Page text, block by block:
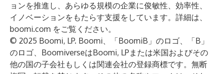
ョンを推進し、あらゆる規模の企業に俊敏性、効率性、
イノベーションをもたらす支援をしています。詳細は、
boomi.com をご覧ください。
© 2025 Boomi, LP. Boomi、「BoomiB」のロゴ、「B」
のロゴ、BoomiverseはBoomi, LPまたは米国およびその
他の国の子会社もしくは関連会社の登録商標です。無断